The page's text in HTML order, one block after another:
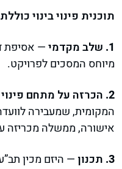
תוכנית פינוי בינוי
שלב מקדמי— אסיפת
מיוחס המסכים לפרויקט.
הכרזה על מתחם פינוי
המקומית, שמעבירה
אישורה, ממשלה מכריזה
תכנון — היזם מכין